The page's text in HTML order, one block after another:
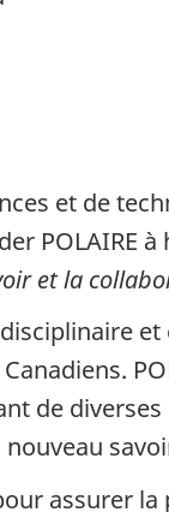
et de
POLAIRE
et la
de
assurer